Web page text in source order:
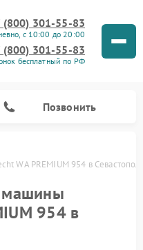
(800) 301-55-83
с 10:00 до 20:00
(800) 301-55-83
бесплатный по РФ
Позвонить
WA PREMIUM 954 в
машины
954 в